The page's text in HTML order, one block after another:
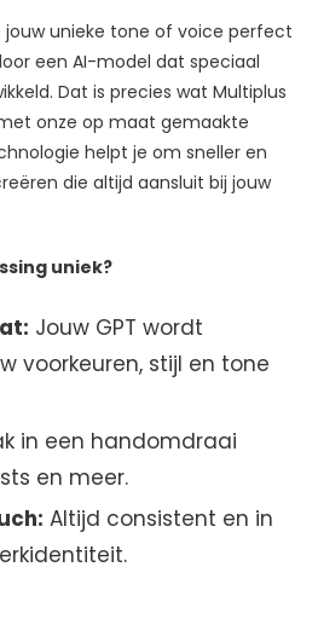
unieke tone of voice perfect
een AI-model dat speciaal
Dat is precies wat Multiplus
onze op maat gemaakte
helpt je om sneller en
die altijd aansluit bij jouw
uniek?
Jouw GPT wordt
voorkeuren, stijl en tone
in een handomdraai
en meer.
Altijd consistent en in